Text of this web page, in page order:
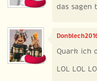
das sagen
Quark ich
LOL LOL